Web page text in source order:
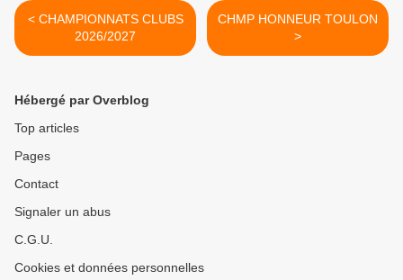
< CHAMPIONNATS CLUBS
2026/2027
CHMP HONNEUR TOULON
>
Hébergé par Overblog
Top articles
Pages
Contact
Signaler un abus
C.G.U.
Cookies et données personnelles